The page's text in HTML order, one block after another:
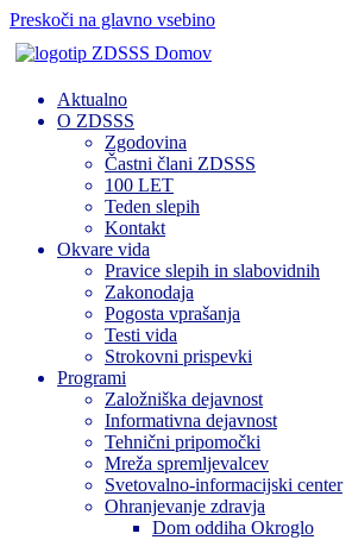
Preskoči na glavno vsebino
Domov
Aktualno
O ZDSSS
Zgodovina
Častni člani ZDSSS
100 LET
Teden slepih
Kontakt
Okvare vida
Pravice slepih in slabovidnih
Zakonodaja
Pogosta vprašanja
Testi vida
Strokovni prispevki
Programi
Založniška dejavnost
Informativna dejavnost
Tehnični pripomočki
Mreža spremljevalcev
Svetovalno-informacijski center
Ohranjevanje zdravja
Dom oddiha Okroglo